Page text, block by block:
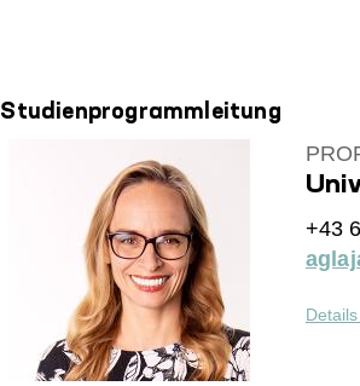
Studienprogrammleitung
+43